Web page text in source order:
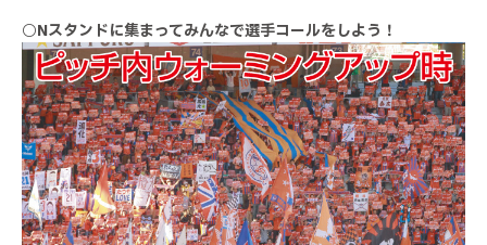
○Nスタンドに集まってみんなで選手コールをしよう！